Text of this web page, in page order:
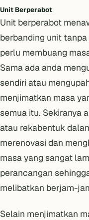
Unit Berperabot
Unit berperabot
berbanding unit
perlu membuang
Sama ada anda
sendiri atau
menjimatkan masa
semua itu. Sekiranya
atau rekabentuk
merenovasi dan
masa yang sangat
perancangan
melibatkan berjam-
Selain menjimatkan